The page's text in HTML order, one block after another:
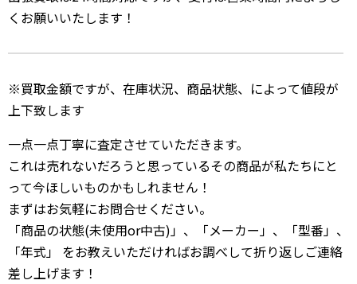
くお願いいたします！
※買取金額ですが、在庫状況、商品状態、によって値段が
上下致します
一点一点丁寧に査定させていただきます。
これは売れないだろうと思っているその商品が私たちにと
って今ほしいものかもしれません！
まずはお気軽にお問合せください。
「商品の状態(未使用or中古)」、「メーカー」、「型番」、
「年式」 をお教えいただければお調べして折り返しご連絡
差し上げます！